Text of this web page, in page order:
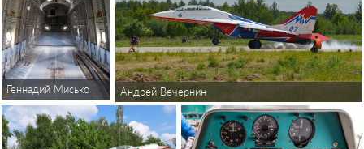
Геннадий Мисько Андрей Вечернин